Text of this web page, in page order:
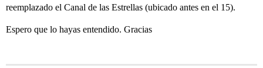
reemplazado el Canal de las Estrellas (ubicado antes en el 15).
Espero que lo hayas entendido. Gracias